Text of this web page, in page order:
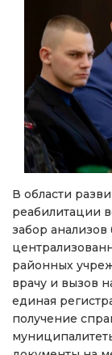
В области
реабилитации
забор
районных
врачу и вызов
единая
получение